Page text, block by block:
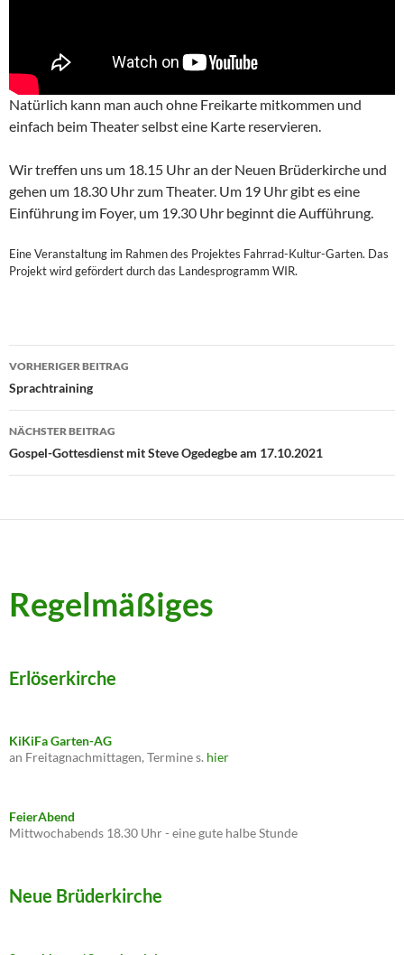
Natürlich kann man auch ohne Freikarte mitkommen und
einfach beim Theater selbst eine Karte reservieren.
Wir treffen uns um 18.15 Uhr an der Neuen Brüderkirche und
gehen um 18.30 Uhr zum Theater. Um 19 Uhr gibt es eine
Einführung im Foyer, um 19.30 Uhr beginnt die Aufführung.
Eine Veranstaltung im Rahmen des Projektes Fahrrad-Kultur-Garten. Das
Projekt wird gefördert durch das Landesprogramm WIR.
Beitragsnavigation
VORHERIGER BEITRAG
Sprachtraining
NÄCHSTER BEITRAG
Gospel-Gottesdienst mit Steve Ogedegbe am 17.10.2021
Regelmäßiges
Erlöserkirche
KiKiFa Garten-AG
an Freitagnachmittagen, Termine s. hier
FeierAbend
Mittwochabends 18.30 Uhr - eine gute halbe Stunde
Neue Brüderkirche